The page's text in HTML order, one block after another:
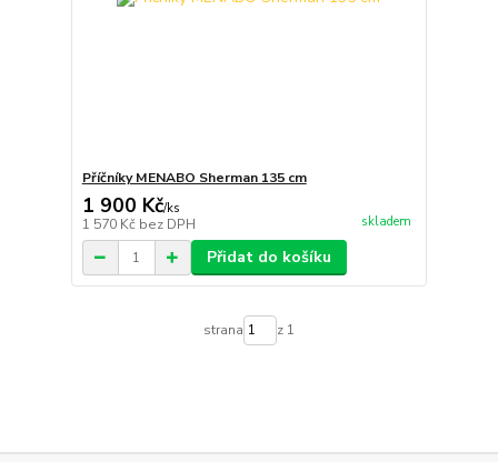
Příčníky MENABO Sherman 135 cm
1 900 Kč/ks
1 570 Kč bez DPH skladem
Přidat do košíku
strana z 1